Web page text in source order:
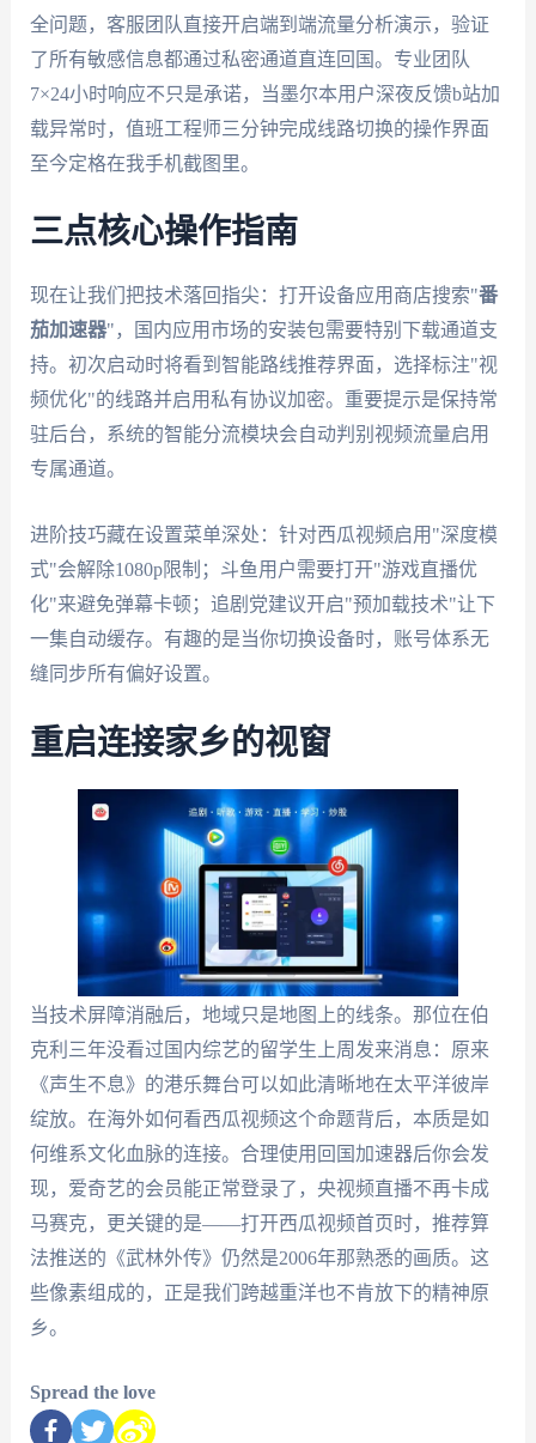
全问题，客服团队直接开启端到端流量分析演示，验证
了所有敏感信息都通过私密通道直连回国。专业团队
7×24小时响应不只是承诺，当墨尔本用户深夜反馈b站加
载异常时，值班工程师三分钟完成线路切换的操作界面
至今定格在我手机截图里。
三点核心操作指南
现在让我们把技术落回指尖：打开设备应用商店搜索"番
茄加速器"，国内应用市场的安装包需要特别下载通道支
持。初次启动时将看到智能路线推荐界面，选择标注"视
频优化"的线路并启用私有协议加密。重要提示是保持常
驻后台，系统的智能分流模块会自动判别视频流量启用
专属通道。
进阶技巧藏在设置菜单深处：针对西瓜视频启用"深度模
式"会解除1080p限制；斗鱼用户需要打开"游戏直播优
化"来避免弹幕卡顿；追剧党建议开启"预加载技术"让下
一集自动缓存。有趣的是当你切换设备时，账号体系无
缝同步所有偏好设置。
重启连接家乡的视窗
当技术屏障消融后，地域只是地图上的线条。那位在伯
克利三年没看过国内综艺的留学生上周发来消息：原来
《声生不息》的港乐舞台可以如此清晰地在太平洋彼岸
绽放。在海外如何看西瓜视频这个命题背后，本质是如
何维系文化血脉的连接。合理使用回国加速器后你会发
现，爱奇艺的会员能正常登录了，央视频直播不再卡成
马赛克，更关键的是——打开西瓜视频首页时，推荐算
法推送的《武林外传》仍然是2006年那熟悉的画质。这
些像素组成的，正是我们跨越重洋也不肯放下的精神原
乡。
Spread the love